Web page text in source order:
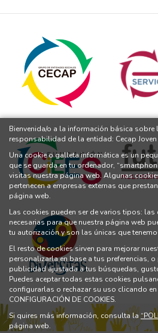
Bienvenida/o a la información básica
responsabilidad de la entidad: Cecap Joven
Una cookie o galleta informática es un
que se guarda en tu ordenador,
visitas nuestra página web. Algunas
pertenecen a empresas externas que
página web.
Las cookies pueden ser de varios tipos: las
necesarias para que nuestra página web
tu autorización y son las únicas que
El resto de cookies sirven para mejorar
personalizarla en base a tus preferencias,
publicidad ajustada a tus búsquedas,
Puedes aceptar todas estas cookies
configurarlas o rechazar su uso clicando
CONFIGURACIÓN DE COOKIES.
Si quires más información, consulta la
página web.